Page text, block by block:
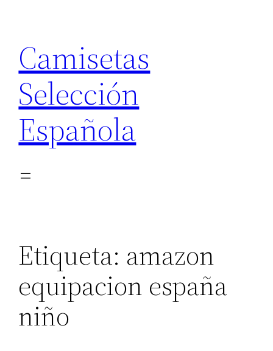
contenido
Camisetas
Selección
Española
Etiqueta: amazon
equipacion españa
niño